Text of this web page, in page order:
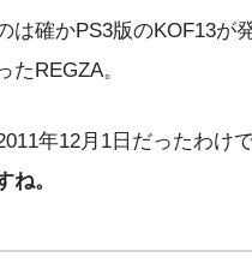
確かPS3版のKOF13が
たREGZA。
年12月1日だったわけで
ね。